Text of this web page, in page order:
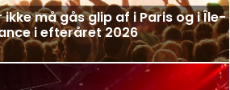
må gås glip af i Paris og i Île-
i efteråret 2026